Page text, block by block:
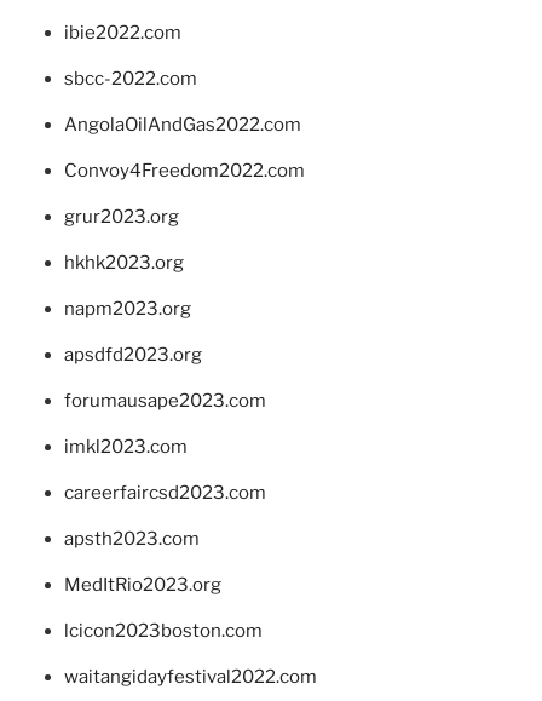
ibie2022.com
sbcc-2022.com
AngolaOilAndGas2022.com
Convoy4Freedom2022.com
grur2023.org
hkhk2023.org
napm2023.org
apsdfd2023.org
forumausape2023.com
imkl2023.com
careerfaircsd2023.com
apsth2023.com
MedItRio2023.org
lcicon2023boston.com
waitangidayfestival2022.com